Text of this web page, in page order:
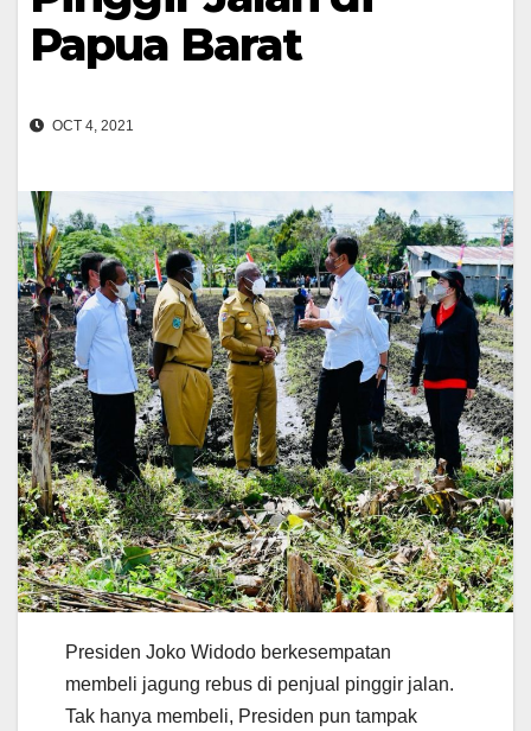
Papua Barat
OCT 4, 2021
Presiden Joko Widodo berkesempatan
membeli jagung rebus di penjual pinggir jalan.
Tak hanya membeli, Presiden pun tampak